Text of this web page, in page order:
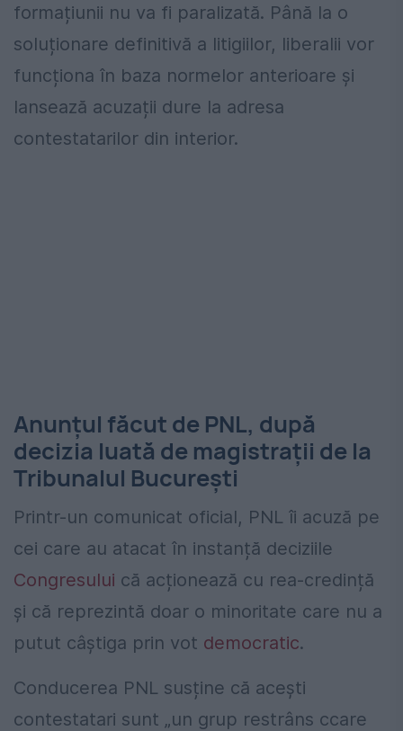
formațiunii nu va fi paralizată. Până la o
soluționare definitivă a litigiilor, liberalii vor
funcționa în baza normelor anterioare și
lansează acuzații dure la adresa
contestatarilor din interior.
Anunțul făcut de PNL, după
decizia luată de magistrații de la
Tribunalul București
Printr-un comunicat oficial, PNL îi acuză pe
cei care au atacat în instanță deciziile
Congresului că acționează cu rea-credință
și că reprezintă doar o minoritate care nu a
putut câștiga prin vot democratic.
Conducerea PNL susține că acești
contestatari sunt „un grup restrâns ccare